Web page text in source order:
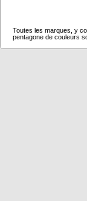
Toutes les marques, y
pentagone de couleurs